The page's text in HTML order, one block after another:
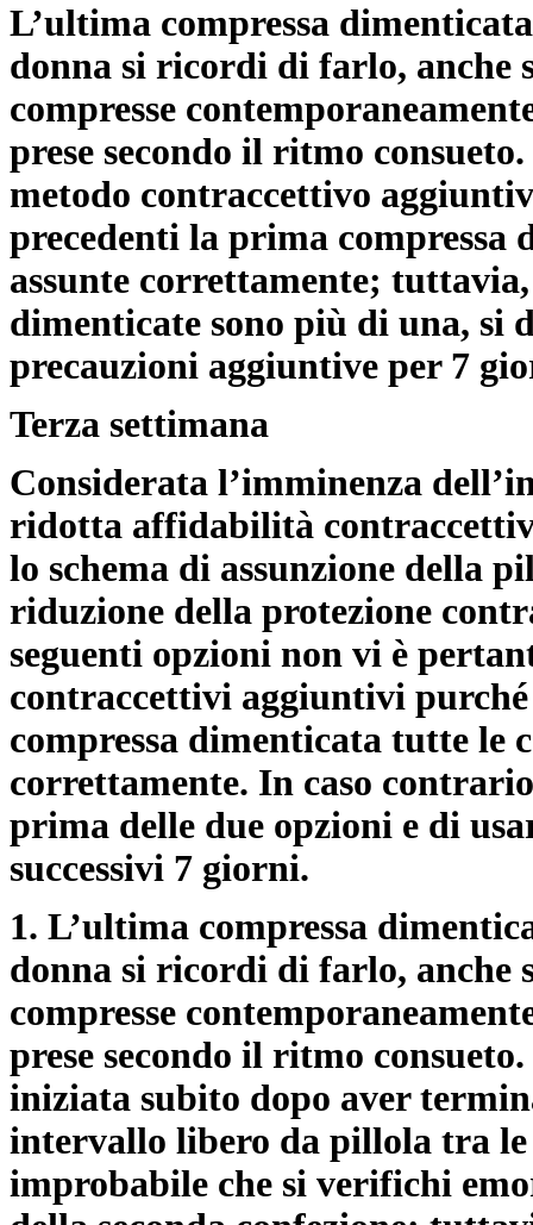
L’ultima compressa
donna si ricordi di farlo, anche
compresse
prese secondo il ritmo
metodo contraccettivo
precedenti la prima compressa
assunte correttamente;
dimenticate sono più di una, si
precauzioni aggiuntive per 7
Terza settimana
Considerata l’imminenza
ridotta affidabilità
lo schema di assunzione della
riduzione della protezione
seguenti opzioni non vi è
contraccettivi aggiuntivi
compressa dimenticata tutte le
correttamente. In caso
prima delle due opzioni e di
successivi 7 giorni.
1. L’ultima compressa
donna si ricordi di farlo, anche
compresse
prese secondo il ritmo consueto.
iniziata subito dopo aver
intervallo libero da pillola tra le
improbabile che si verifichi